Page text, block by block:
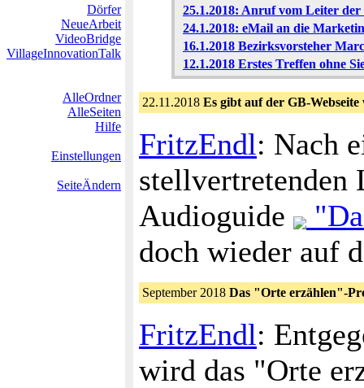
Dörfer
NeueArbeit
VideoBridge
VillageInnovationTalk
AlleOrdner
AlleSeiten
Hilfe
Einstellungen
SeiteÄndern
25.1.2018: Anruf vom Leiter
24.1.2018: eMail an die
16.1.2018 Bezirksvorsteher
12.1.2018 Erstes Treffen ohne
22.11.2018 Es gibt auf der GB-
FritzEndl: Nach
stellvertretenden
Audioguide
doch wieder auf
September 2018 Das "Orte erzählen"-
FritzEndl:
wird das "Orte